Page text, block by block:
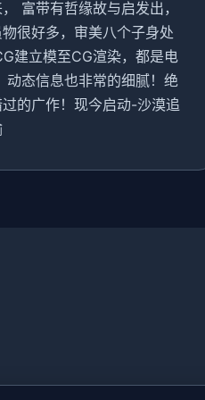
富带有哲缘故与启发出，
很好多，审美八个子身处
建立模至CG渲染，都是电
动态信息也非常的细腻！绝
的广作！现今启动-沙漠追